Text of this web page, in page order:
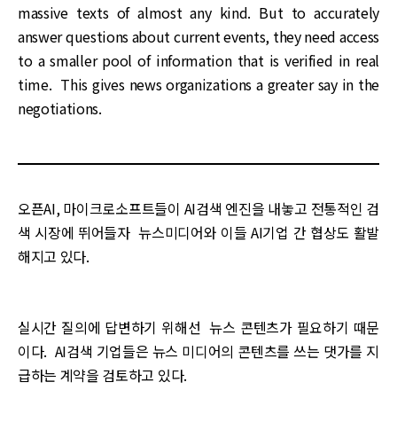
massive texts of almost any kind. But to accurately
answer questions about current events, they need access
to a smaller pool of information that is verified in real
time. This gives news organizations a greater say in the
negotiations.
오픈AI, 마이크로소프트들이 AI검색 엔진을 내놓고 전통적인 검
색 시장에 뛰어들자 뉴스미디어와 이들 AI기업 간 협상도 활발
해지고 있다.
실시간 질의에 답변하기 위해선 뉴스 콘텐츠가 필요하기 때문
이다. AI검색 기업들은 뉴스 미디어의 콘텐츠를 쓰는 댓가를 지
급하는 계약을 검토하고 있다.